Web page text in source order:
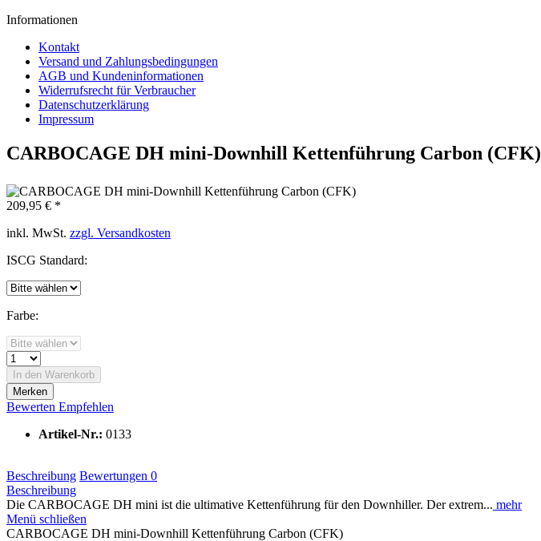
Informationen
Kontakt
Versand und Zahlungsbedingungen
AGB und Kundeninformationen
Widerrufsrecht für Verbraucher
Datenschutzerklärung
Impressum
CARBOCAGE DH mini-Downhill Kettenführung Carbon (CFK)
209,95 € *
inkl. MwSt. zzgl. Versandkosten
ISCG Standard:
Farbe:
In den Warenkorb
Merken
Bewerten Empfehlen
Artikel-Nr.: 0133
Beschreibung Bewertungen 0
Beschreibung
Die CARBOCAGE DH mini ist die ultimative Kettenführung für den Downhiller. Der extrem... mehr
Menü schließen
CARBOCAGE DH mini-Downhill Kettenführung Carbon (CFK)